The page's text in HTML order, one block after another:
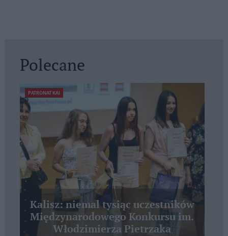
Polecane
PATRONAT KAI
Kalisz: niemal tysiąc uczestników
Międzynarodowego Konkursu im.
Włodzimierza Pietrzaka